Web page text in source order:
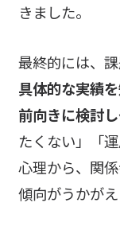
きました。
最終的には、
具体的な実績
前向きに検討
たくない」「
心理から、関
傾向がうかがえ